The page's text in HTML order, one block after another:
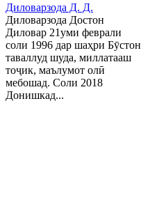
Диловарзода Д. Д.
Диловарзода Достон
Диловар 21уми феврали
соли 1996 дар шаҳри Бӯстон
таваллуд шуда, миллатааш
тоҷик, маълумот олӣ
мебошад. Соли 2018
Донишкад...